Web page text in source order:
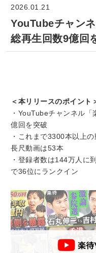
2026.01.21
YouTubeチャン
総再生回数9億回
＜本リリースのポイント
・YouTubeチャンネル
億回を突破
・これまで3300本以上
長尺動画は53本
・登録者数は144万人に
で36位にランクイン